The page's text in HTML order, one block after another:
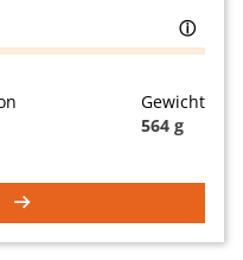
ⓘ
Gewicht
564 g